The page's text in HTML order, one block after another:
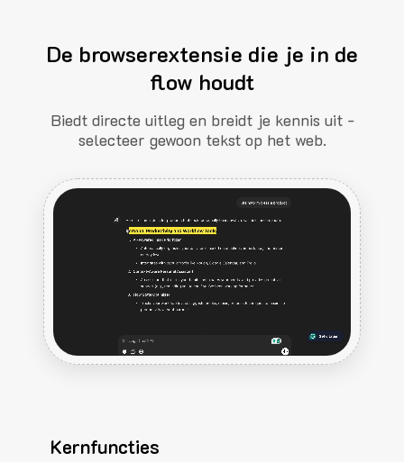
De browserextensie die je in de
flow houdt
Biedt directe uitleg en breidt je kennis uit -
selecteer gewoon tekst op het web.
Kernfuncties